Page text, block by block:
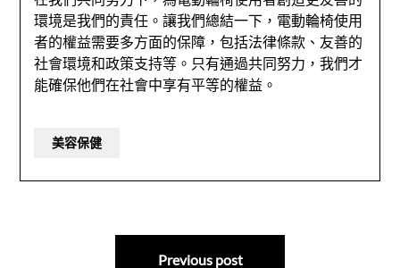
環境是我們的責任。讓我們總結一下，電動輪椅使用
者的權益需要多方面的保障，包括法律條款、友善的
社會環境和政策支持等。只有通過共同努力，我們才
能確保他們在社會中享有平等的權益。
美容保健
Previous post